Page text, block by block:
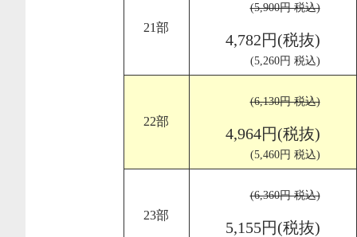
21部
(5,900円 税込)
4,782円(税抜)
(5,260円 税込)
22部
(6,130円 税込)
4,964円(税抜)
(5,460円 税込)
23部
(6,360円 税込)
5,155円(税抜)